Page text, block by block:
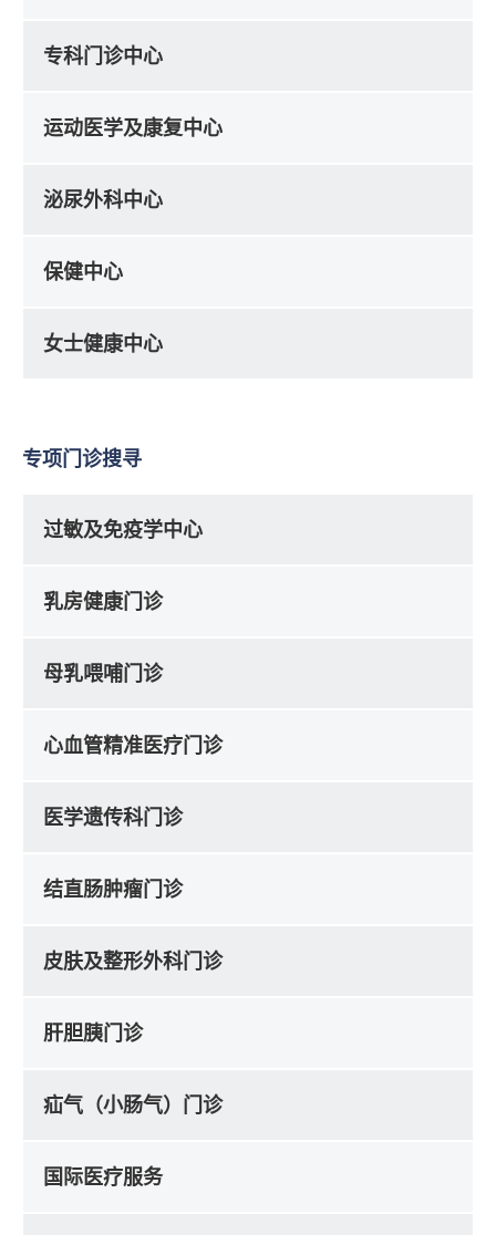
专科门诊中心
运动医学及康复中心
泌尿外科中心
保健中心
女士健康中心
专项门诊搜寻
过敏及免疫学中心
乳房健康门诊
母乳喂哺门诊
心血管精准医疗门诊
医学遗传科门诊
结直肠肿瘤门诊
皮肤及整形外科门诊
肝胆胰门诊
疝气（小肠气）门诊
国际医疗服务